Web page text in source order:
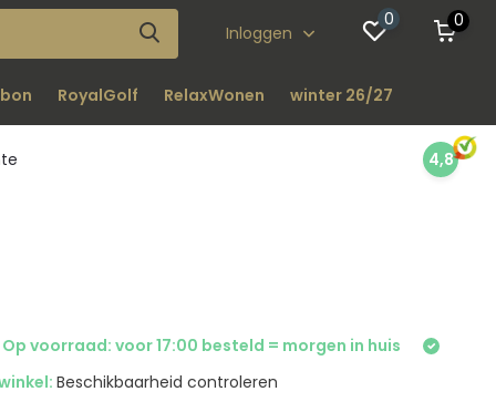
Inloggen
0 0
RoyalGolf RelaxWonen winter 26/27
4,8
Op voorraad: voor 17:00 besteld = morgen in huis
Beschikbaarheid controleren